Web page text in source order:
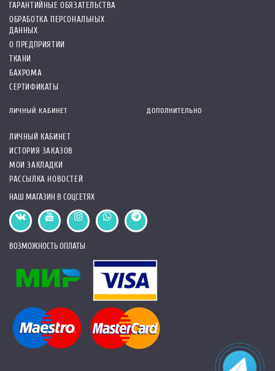
ГАРАНТИЙНЫЕ ОБЯЗАТЕЛЬСТВА
ОБРАБОТКА ПЕРСОНАЛЬНЫХ
ДАННЫХ
О ПРЕДПРИЯТИИ
ТКАНИ
БАХРОМА
СЕРТИФИКАТЫ
ЛИЧНЫЙ КАБИНЕТ
ЛИЧНЫЙ КАБИНЕТ
ИСТОРИЯ ЗАКАЗОВ
МОИ ЗАКЛАДКИ
РАССЫЛКА НОВОСТЕЙ
ДОПОЛНИТЕЛЬНО
НАШ МАГАЗИН В СОЦСЕТЯХ
ВОЗМОЖНОСТЬ ОПЛАТЫ